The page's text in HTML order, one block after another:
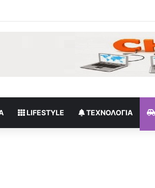
LIFESTYLE ΤΕΧΝΟΛΟΓΊΑ